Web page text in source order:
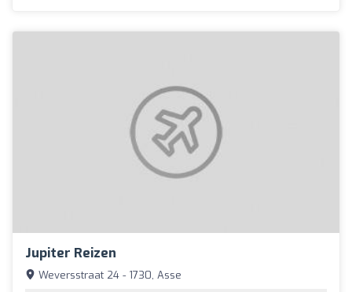
Jupiter Reizen
Weversstraat 24 - 1730, Asse